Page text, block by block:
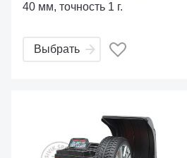
40 мм, точность 1 г.
Выбрать